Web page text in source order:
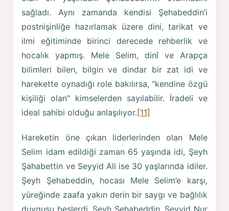
sağladı. Aynı zamanda kendisi Şehabeddin’i
postnişinliğe hazırlamak üzere dini, tarikat ve
ilmi eğitiminde birinci derecede rehberlik ve
hocalık yapmış. Mele Selim, dinî ve Arapça
bilimleri bilen, bilgin ve dindar bir zat idi ve
harekette oynadığı role bakılırsa, "kendine özgü
kişiliği olan" kimselerden sayılabilir. İradeli ve
ideal sahibi olduğu anlaşılıyor.[11]
Hareketin öne çıkan liderlerinden olan Mele
Selim idam edildiği zaman 65 yaşında idi, Şeyh
Şahabettin ve Seyyid Ali ise 30 yaşlarında idiler.
Şeyh Şehabeddin, hocası Mele Selim’e karşı,
yüreğinde zaafa yakın derin bir saygı ve bağlılık